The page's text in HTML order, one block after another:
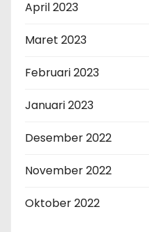
April 2023
Maret 2023
Februari 2023
Januari 2023
Desember 2022
November 2022
Oktober 2022